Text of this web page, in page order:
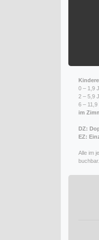
0 – 1,9
2 – 5,9
6 –
im
DZ:
EZ:
Alle im
buchbar.